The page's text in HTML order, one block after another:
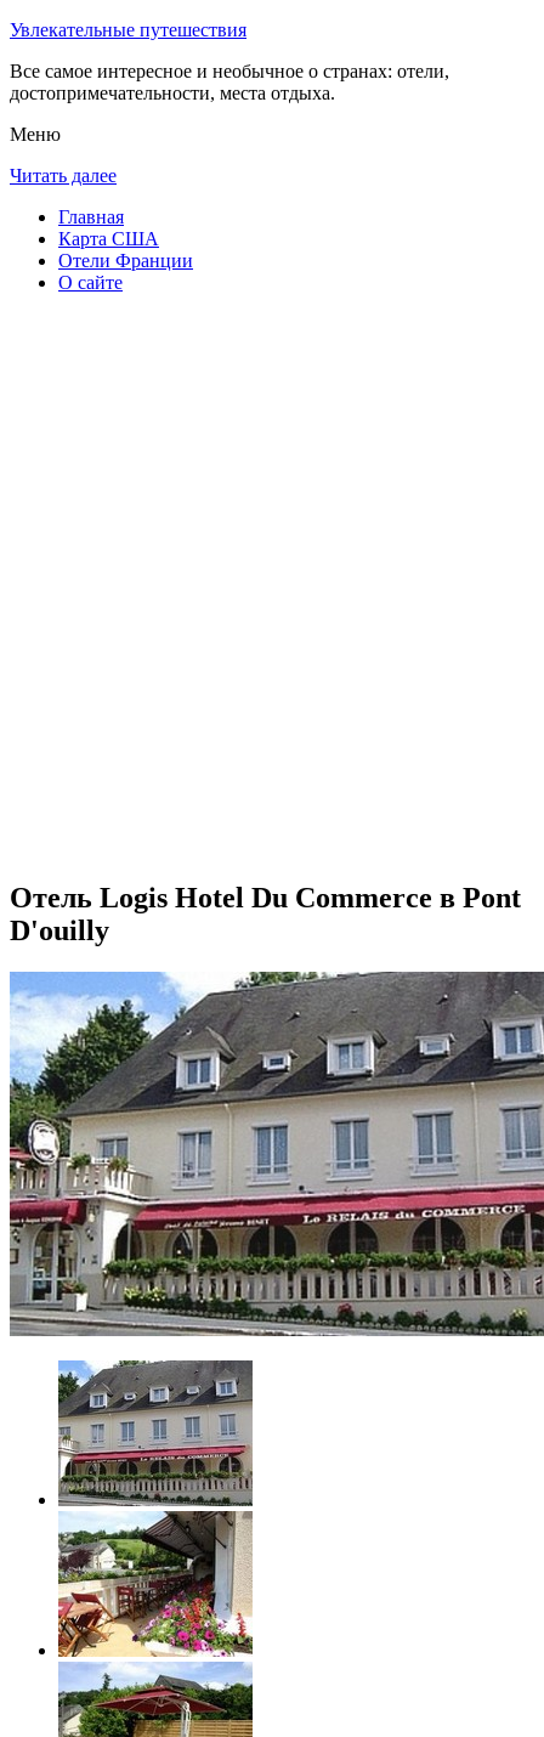
Увлекательные путешествия
Все самое интересное и необычное о странах: отели,
достопримечательности, места отдыха.
Меню
Читать далее
Главная
Карта США
Отели Франции
О сайте
Отель Logis Hotel Du Commerce в Pont
D'ouilly